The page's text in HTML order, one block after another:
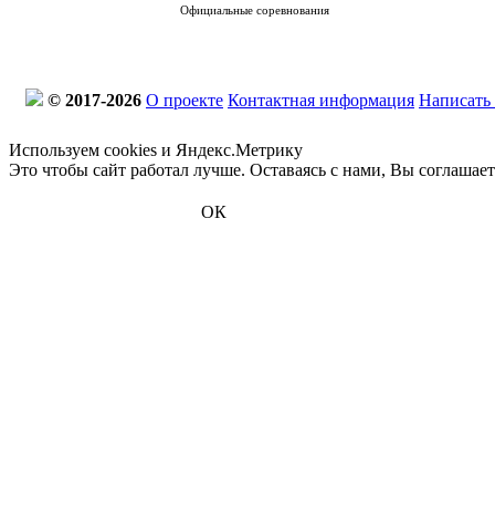
Официальные соревнования
© 2017-2026 О проекте Контактная информация
Используем cookies и Яндекс.Метрику
Это чтобы сайт работал лучше. Оставаясь с нами, Вы
ОК